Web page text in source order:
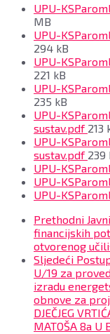
UPU-
MB
UPU-
294 kB
UPU-
221 kB
UPU-
235 kB
UPU-
sustav.pdf File
size:
213
UPU-
sustav.pdf File
size:
239
UPU-
UPU-
UPU-
Prethodni
financijskih
otvorenog
Sljedeći
U/19 za
izradu
obnove za
DJEČJEG
MATOŠA 8a U